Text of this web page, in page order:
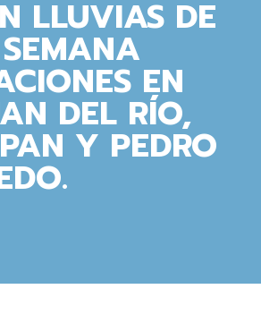
LLUVIAS DE
EN
DEL RÍO,
Y PEDRO